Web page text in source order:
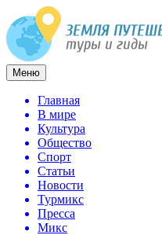
Меню
Главная
В мире
Культура
Общество
Спорт
Статьи
Новости
Турмикс
Пресса
Микс